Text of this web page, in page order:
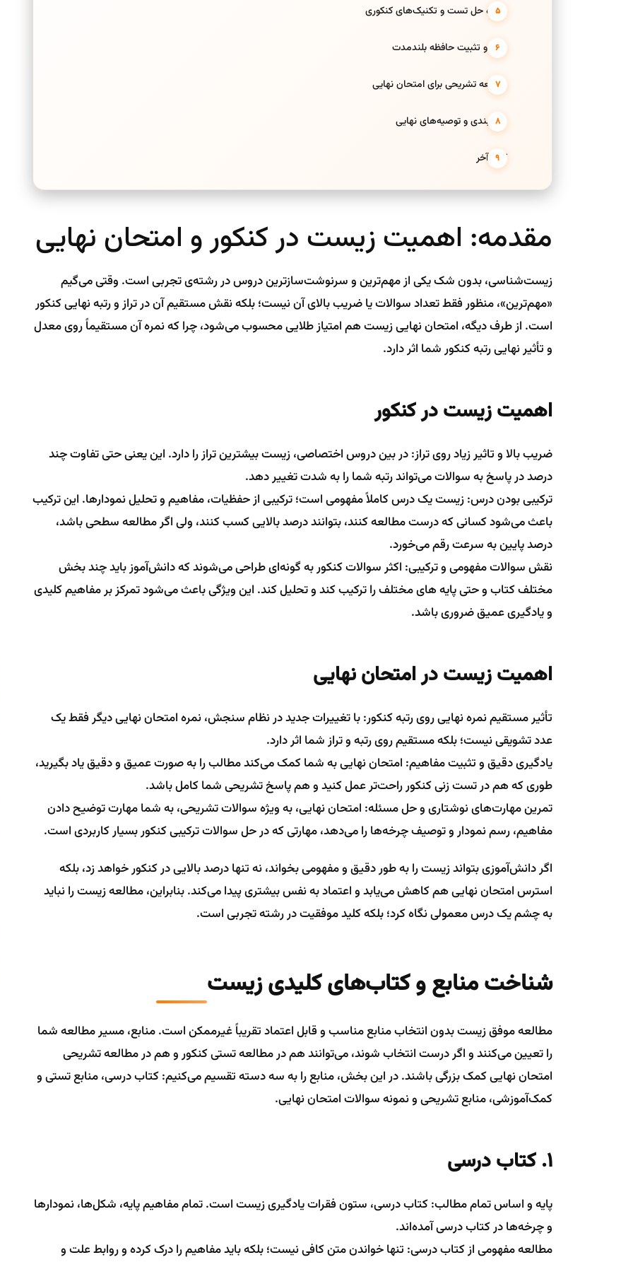
شیوه حل تست و تکنیک‌های کنکوری
مرور و تثبیت حافظه بلندمدت
مطالعه تشریحی برای امتحان نهایی
جمع‌بندی و توصیه‌های نهایی
کلام آخر
مقدمه: اهمیت زیست در کنکور و امتحان نهایی
زیست‌شناسی، بدون شک یکی از مهم‌ترین و سرنوشت‌سازترین دروس در رشته‌ی تجربی است. وقتی می‌گیم
«مهم‌ترین»، منظور فقط تعداد سوالات یا ضریب بالای آن نیست؛ بلکه نقش مستقیم آن در تراز و رتبه نهایی کنکور
است. از طرف دیگه، امتحان نهایی زیست هم امتیاز طلایی محسوب می‌شود، چرا که نمره آن مستقیماً روی معدل
و تأثیر نهایی رتبه کنکور شما اثر دارد.
اهمیت زیست در کنکور
ضریب بالا و تاثیر زیاد روی تراز: در بین دروس اختصاصی، زیست بیشترین تراز را دارد. این یعنی حتی تفاوت چند
درصد در پاسخ به سوالات می‌تواند رتبه شما را به شدت تغییر دهد.
ترکیبی بودن درس: زیست یک درس کاملاً مفهومی است؛ ترکیبی از حفظیات، مفاهیم و تحلیل نمودارها. این ترکیب
باعث می‌شود کسانی که درست مطالعه کنند، بتوانند درصد بالایی کسب کنند، ولی اگر مطالعه سطحی باشد،
درصد پایین به سرعت رقم می‌خورد.
نقش سوالات مفهومی و ترکیبی: اکثر سوالات کنکور به گونه‌ای طراحی می‌شوند که دانش‌آموز باید چند بخش
مختلف کتاب و حتی پایه های مختلف را ترکیب کند و تحلیل کند. این ویژگی باعث می‌شود تمرکز بر مفاهیم کلیدی
و یادگیری عمیق ضروری باشد.
اهمیت زیست در امتحان نهایی
تأثیر مستقیم نمره نهایی روی رتبه کنکور: با تغییرات جدید در نظام سنجش، نمره امتحان نهایی دیگر فقط یک
عدد تشویقی نیست؛ بلکه مستقیم روی رتبه و تراز شما اثر دارد.
یادگیری دقیق و تثبیت مفاهیم: امتحان نهایی به شما کمک می‌کند مطالب را به صورت عمیق و دقیق یاد بگیرید،
طوری که هم در تست زنی کنکور راحت‌تر عمل کنید و هم پاسخ تشریحی شما کامل باشد.
تمرین مهارت‌های نوشتاری و حل مسئله: امتحان نهایی، به ویژه سوالات تشریحی، به شما مهارت توضیح دادن
مفاهیم، رسم نمودار و توصیف چرخه‌ها را می‌دهد، مهارتی که در حل سوالات ترکیبی کنکور بسیار کاربردی است.
اگر دانش‌آموزی بتواند زیست را به طور دقیق و مفهومی بخواند، نه تنها درصد بالایی در کنکور خواهد زد، بلکه
استرس امتحان نهایی هم کاهش می‌یابد و اعتماد به نفس بیشتری پیدا می‌کند. بنابراین، مطالعه زیست را نباید
به چشم یک درس معمولی نگاه کرد؛ بلکه کلید موفقیت در رشته تجربی است.
شناخت منابع و کتاب‌های کلیدی زیست
مطالعه موفق زیست بدون انتخاب منابع مناسب و قابل اعتماد تقریباً غیرممکن است. منابع، مسیر مطالعه شما
را تعیین می‌کنند و اگر درست انتخاب شوند، می‌توانند هم در مطالعه تستی کنکور و هم در مطالعه تشریحی
امتحان نهایی کمک بزرگی باشند. در این بخش، منابع را به سه دسته تقسیم می‌کنیم: کتاب درسی، منابع تستی و
کمک‌آموزشی، منابع تشریحی و نمونه سوالات امتحان نهایی.
1. کتاب درسی
پایه و اساس تمام مطالب: کتاب درسی، ستون فقرات یادگیری زیست است. تمام مفاهیم پایه، شکل‌ها، نمودارها
و چرخه‌ها در کتاب درسی آمده‌اند.
مطالعه مفهومی از کتاب درسی: تنها خواندن متن کافی نیست؛ بلکه باید مفاهیم را درک کرده و روابط علت و